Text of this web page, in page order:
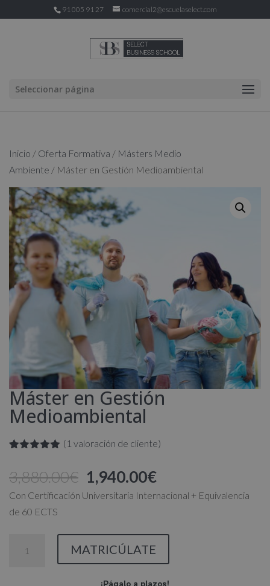
91 005 91 27 comercial2@escuelaselect.com
Seleccionar página
Inicio / Oferta Formativa / Másters Medio
Ambiente / Máster en Gestión Medioambiental
Máster en Gestión
Medioambiental
5 en base
de un
cliente
(1 valoración de cliente)
3,880.00€ El
precio
3,880.00€.
1,940.00€El
precio
1,940.00€.
Con Certificación Universitaria Internacional + Equivalencia
de 60 ECTS
MATRICÚLATE